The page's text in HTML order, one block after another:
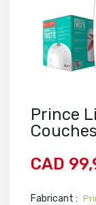
Prince
CAD
Fabricant :